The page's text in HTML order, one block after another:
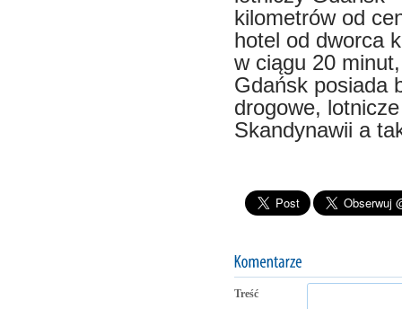
kilometrów od
hotel od dworca
w ciągu 20
Gdańsk posiada
drogowe,
Skandynawii a
Treść